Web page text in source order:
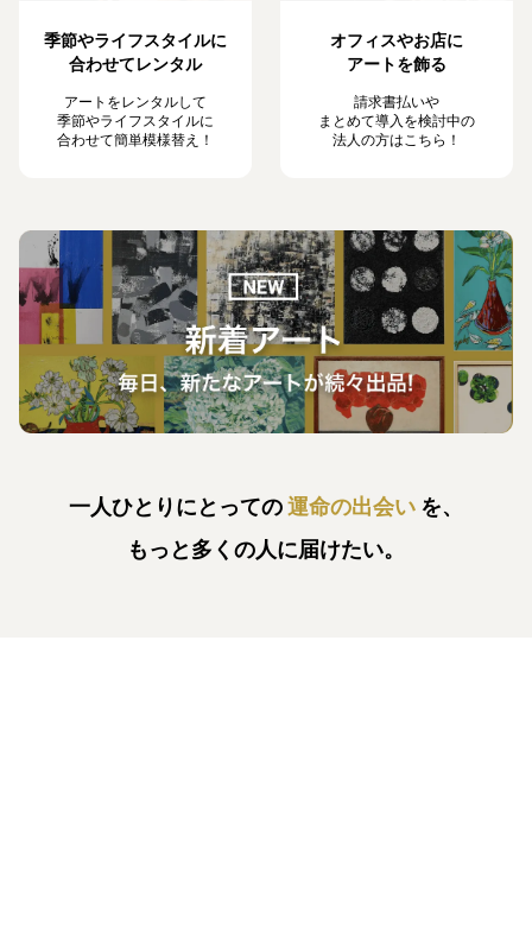
季節やライフスタイルに
合わせてレンタル
アートをレンタルして
季節やライフスタイルに
合わせて簡単模様替え！
オフィスやお店に
アートを飾る
請求書払いや
まとめて導入を検討中の
法人の方はこちら！
一人ひとりにとっての運命の出会い を、
もっと多くの人に届けたい。